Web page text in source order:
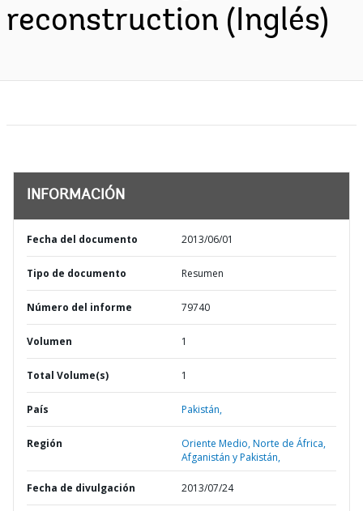
reconstruction (Inglés)
INFORMACIÓN
Fecha del documento 2013/06/01
Tipo de documento Resumen
Número del informe 79740
Volumen 1
Total Volume(s) 1
País Pakistán,
Región
Oriente Medio, Norte de África,
Afganistán y Pakistán,
Fecha de divulgación 2013/07/24